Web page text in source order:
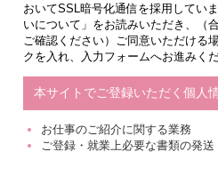
おいてSSL暗号化通信を採用してい
いについて」をお読みいただき、（
ご確認ください）ご同意いただける
クを入れ、入力フォームへお進みくだ
本サイトでご登録いただく個人
お仕事のご紹介に関する業務
ご登録・就業上必要な書類の発送